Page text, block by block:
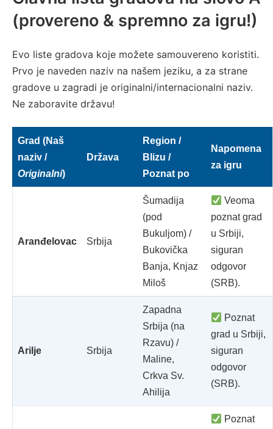
(provereno & spremno za igru!)
Evo liste gradova koje možete samouvereno koristiti.
Prvo je naveden naziv na našem jeziku, a za strane
gradove u zagradi je originalni/internacionalni naziv.
Ne zaboravite državu!
Grad (Naš
naziv /
Originalni)
Država
Region /
Blizu /
Poznat po
Napomena
za igru
Aranđelovac Srbija
Šumadija
(pod
Bukuljom) /
Bukovička
Banja, Knjaz
Miloš
Veoma
poznat grad
u Srbiji,
siguran
odgovor
(SRB).
Arilje Srbija
Zapadna
Srbija (na
Rzavu) /
Maline,
Crkva Sv.
Ahilija
Poznat
grad u Srbiji,
siguran
odgovor
(SRB).
Poznat